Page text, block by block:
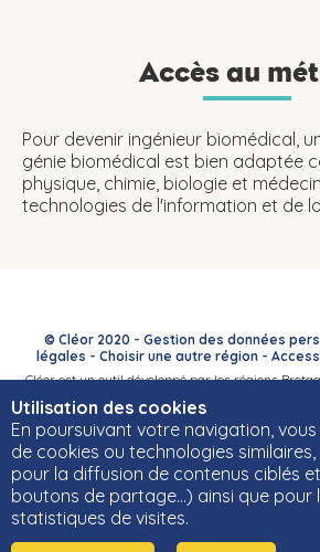
Utilisation des cookies
En poursuivant votre navigation,
de cookies ou technologies similaires,
pour la diffusion de contenus ciblés
boutons de partage…) ainsi que pour
statistiques de visites.
Accès au
Pour devenir ingénieur biomédical,
génie biomédical est bien adaptée
physique, chimie, biologie et
technologies de l'information et de
© Cléor 2020 - Gestion des données
légales - Choisir une autre région-
Cléor est un outil développé par les régions